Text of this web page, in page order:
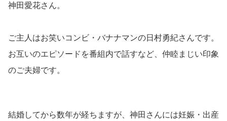
神田愛花さん。
ご主人はお笑いコンビ・バナナマンの日村勇紀さんです。
お互いのエピソードを番組内で話すなど、仲睦まじい印象
のご夫婦です。
結婚してから数年が経ちますが、神田さんには妊娠・出産